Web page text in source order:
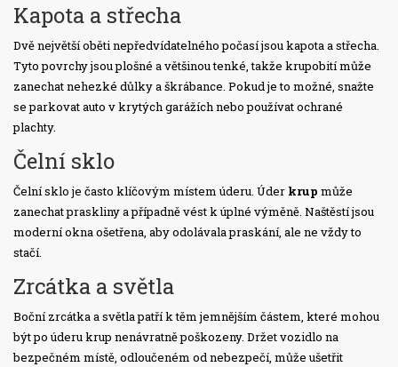
Kapota a střecha
Dvě největší oběti nepředvídatelného počasí jsou kapota a střecha.
Tyto povrchy jsou plošné a většinou tenké, takže krupobití může
zanechat nehezké důlky a škrábance. Pokud je to možné, snažte
se parkovat auto v krytých garážích nebo používat ochrané
plachty.
Čelní sklo
Čelní sklo je často klíčovým místem úderu. Úderkrup může
zanechat praskliny a případně vést k úplné výměně. Naštěstí jsou
moderní okna ošetřena, aby odolávala praskání, ale ne vždy to
stačí.
Zrcátka a světla
Boční zrcátka a světla patří k těm jemnějším částem, které mohou
být po úderu krup nenávratně poškozeny. Držet vozidlo na
bezpečném místě, odloučeném od nebezpečí, může ušetřit